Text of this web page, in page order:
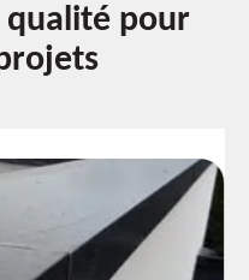
qualité pour